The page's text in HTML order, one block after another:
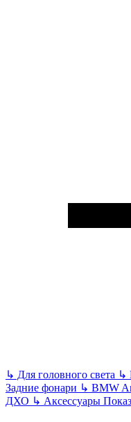
↳ Для головного света ↳
Задние фонари ↳ BMW
ДХО ↳ Аксессуары